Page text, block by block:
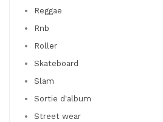
Reggae
Rnb
Roller
Skateboard
Slam
Sortie d'album
Street wear